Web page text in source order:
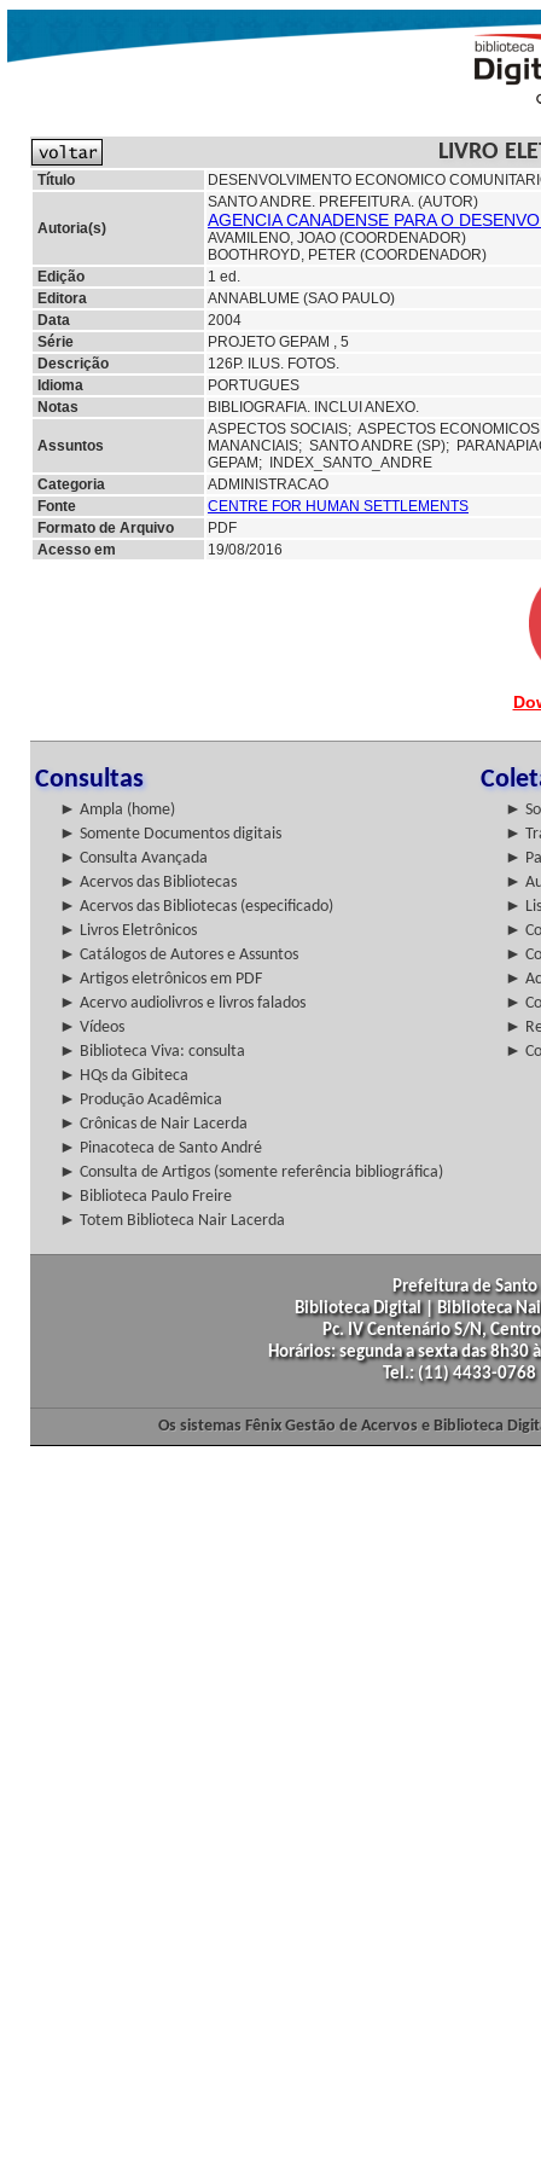
LIVRO
Título DESENVOLVIMENTO ECONOMICO
Autoria(s)
SANTO ANDRE. PREFEITURA. (AUTOR)
AGENCIA CANADENSE PARA O
AVAMILENO, JOAO (COORDENADOR)
BOOTHROYD, PETER (COORDENADOR)
Edição
1 ed.
Editora
ANNABLUME (SAO PAULO)
Data
2004
Série
PROJETO GEPAM , 5
Descrição
126P. ILUS. FOTOS.
Idioma
PORTUGUES
Notas
BIBLIOGRAFIA. INCLUI ANEXO.
Assuntos
ASPECTOS SOCIAIS; ASPECTOS
MANANCIAIS; SANTO ANDRE (SP);
GEPAM; INDEX_SANTO_ANDRE
Categoria
ADMINISTRACAO
Fonte
CENTRE FOR HUMAN SETTLEMENTS
Formato de Arquivo
PDF
Acesso em
19/08/2016
Consultas
► Ampla (home)
►
► Somente Documentos digitais
►
► Consulta Avançada
►
► Acervos das Bibliotecas
►
► Acervos das Bibliotecas (especificado)
►
► Livros Eletrônicos
►
► Catálogos de Autores e Assuntos
►
► Artigos eletrônicos em PDF
►
► Acervo audiolivros e livros falados
►
► Vídeos
►
► Biblioteca Viva: consulta
►
► HQs da Gibiteca
► Produção Acadêmica
► Crônicas de Nair Lacerda
► Pinacoteca de Santo André
► Consulta de Artigos (somente referência bibliográfica)
► Biblioteca Paulo Freire
► Totem Biblioteca Nair Lacerda
Prefeitura de
Biblioteca Digital | Biblioteca
Pc. IV Centenário S/N,
Horários: segunda a sexta das
Tel.: (11) 4433-
Os sistemas Fênix Gestão de Acervos e Biblioteca